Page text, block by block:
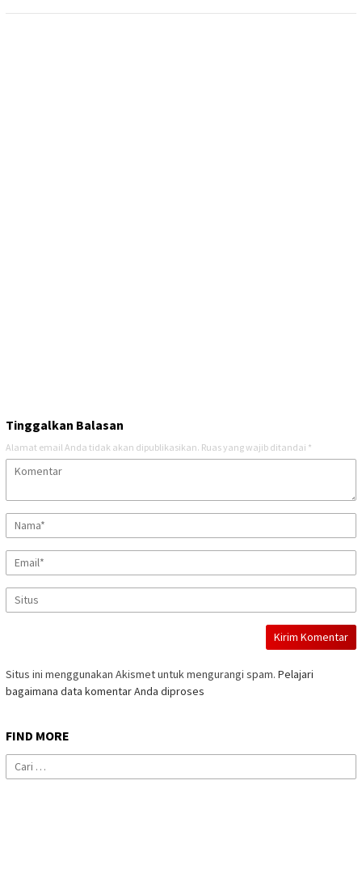
Tinggalkan Balasan
Alamat email Anda tidak akan dipublikasikan. Ruas yang wajib ditandai *
Situs ini menggunakan Akismet untuk mengurangi spam. Pelajari
bagaimana data komentar Anda diproses
FIND MORE
Cari
untuk: